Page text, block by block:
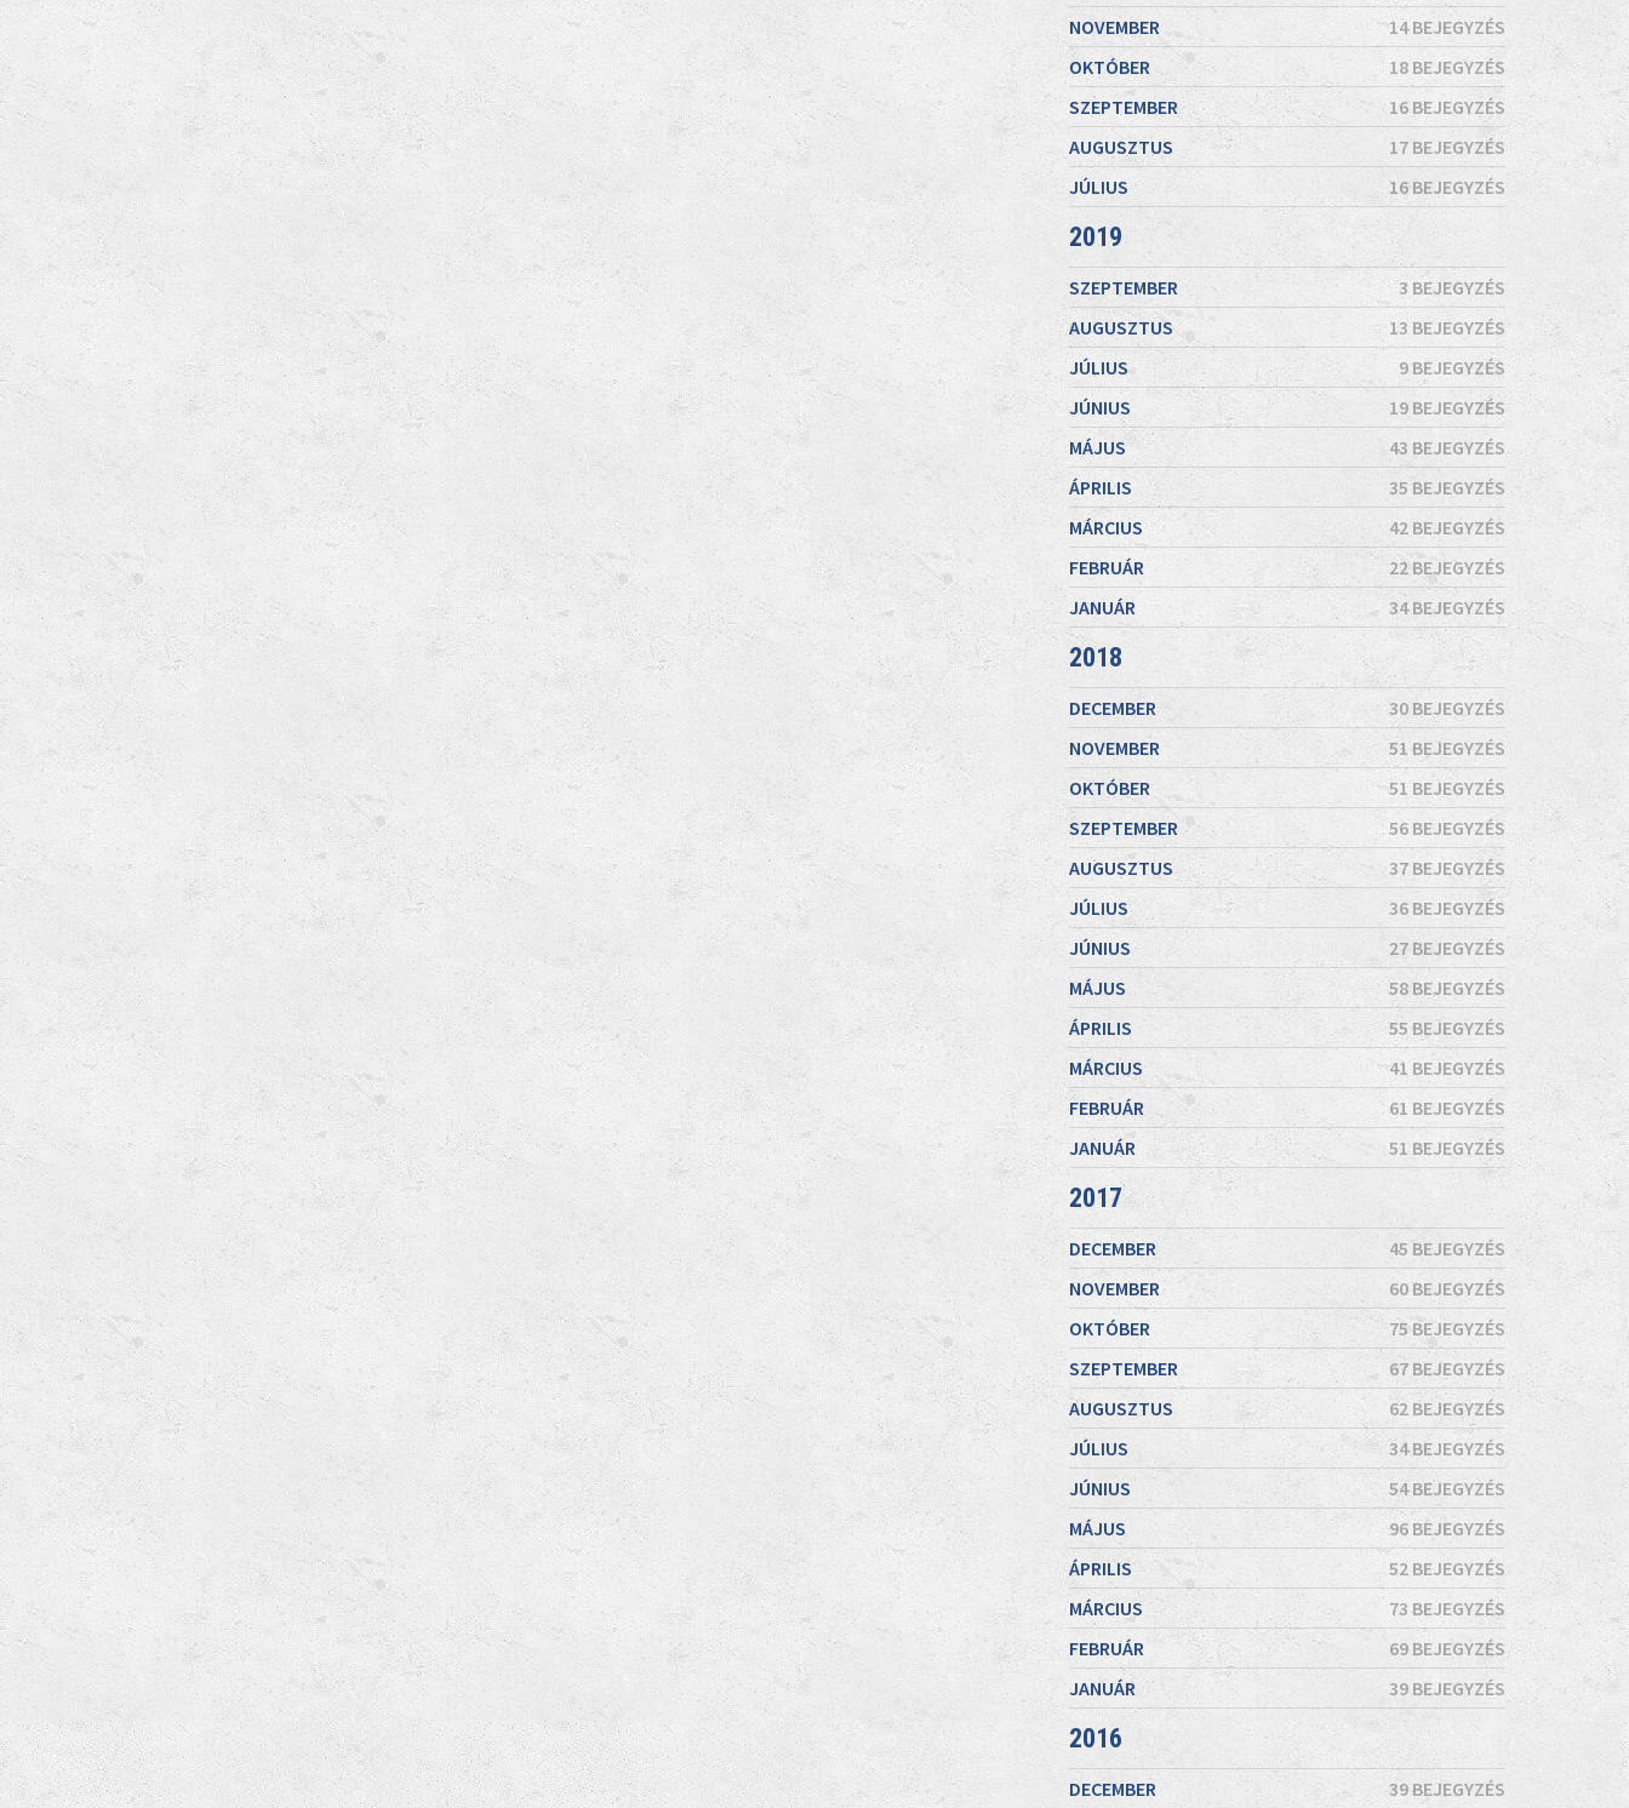
NOVEMBER
14 BEJEGYZÉS
OKTÓBER
18 BEJEGYZÉS
SZEPTEMBER
16 BEJEGYZÉS
AUGUSZTUS
17 BEJEGYZÉS
JÚLIUS
16 BEJEGYZÉS
2019
SZEPTEMBER
3 BEJEGYZÉS
AUGUSZTUS
13 BEJEGYZÉS
JÚLIUS
9 BEJEGYZÉS
JÚNIUS
19 BEJEGYZÉS
MÁJUS
43 BEJEGYZÉS
ÁPRILIS
35 BEJEGYZÉS
MÁRCIUS
42 BEJEGYZÉS
FEBRUÁR
22 BEJEGYZÉS
JANUÁR
34 BEJEGYZÉS
2018
DECEMBER
30 BEJEGYZÉS
NOVEMBER
51 BEJEGYZÉS
OKTÓBER
51 BEJEGYZÉS
SZEPTEMBER
56 BEJEGYZÉS
AUGUSZTUS
37 BEJEGYZÉS
JÚLIUS
36 BEJEGYZÉS
JÚNIUS
27 BEJEGYZÉS
MÁJUS
58 BEJEGYZÉS
ÁPRILIS
55 BEJEGYZÉS
MÁRCIUS
41 BEJEGYZÉS
FEBRUÁR
61 BEJEGYZÉS
JANUÁR
51 BEJEGYZÉS
2017
DECEMBER
45 BEJEGYZÉS
NOVEMBER
60 BEJEGYZÉS
OKTÓBER
75 BEJEGYZÉS
SZEPTEMBER
67 BEJEGYZÉS
AUGUSZTUS
62 BEJEGYZÉS
JÚLIUS
34 BEJEGYZÉS
JÚNIUS
54 BEJEGYZÉS
MÁJUS
96 BEJEGYZÉS
ÁPRILIS
52 BEJEGYZÉS
MÁRCIUS
73 BEJEGYZÉS
FEBRUÁR
69 BEJEGYZÉS
JANUÁR
39 BEJEGYZÉS
2016
DECEMBER
39 BEJEGYZÉS